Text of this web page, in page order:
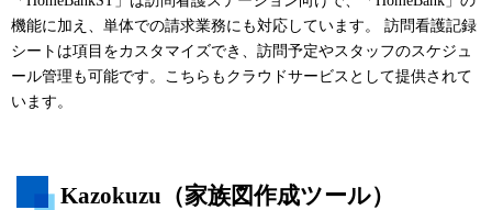
機能に加え、単体での請求業務にも対応しています。 訪問看護記録
シートは項目をカスタマイズでき、訪問予定やスタッフのスケジュ
ール管理も可能です。こちらもクラウドサービスとして提供されて
います。
Kazokuzu（家族図作成ツール）